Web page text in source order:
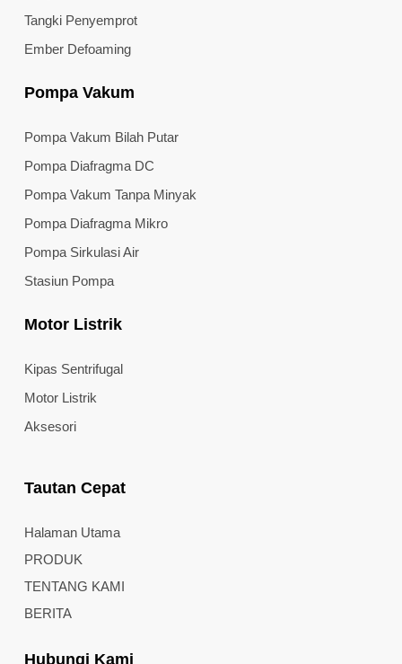
Tangki Penyemprot
Ember Defoaming
Pompa Vakum
Pompa Vakum Bilah Putar
Pompa Diafragma DC
Pompa Vakum Tanpa Minyak
Pompa Diafragma Mikro
Pompa Sirkulasi Air
Stasiun Pompa
Motor Listrik
Kipas Sentrifugal
Motor Listrik
Aksesori
Tautan Cepat
Halaman Utama
PRODUK
TENTANG KAMI
BERITA
Hubungi Kami